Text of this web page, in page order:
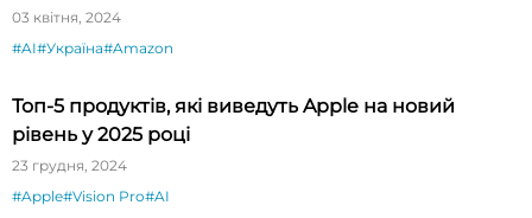
03 квітня, 2024
#AI#Україна#Amazon
Топ-5 продуктів, які виведуть Apple на новий
рівень у 2025 році
23 грудня, 2024
#Apple#Vision Pro#AI